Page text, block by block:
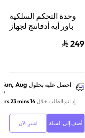
وحدة التحكم السلكية
باور أيه أدفانتج لجهاز
249
احصل عليه بحلول Sun, Aug
9
إذا تم الطلب خلال14 hrs 23 mins
أضف إلى السلة اشترِ الآن